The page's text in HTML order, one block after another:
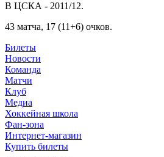
В ЦСКА - 2011/12.
43 матча, 17 (11+6) очков.
Билеты
Новости
Команда
Матчи
Клуб
Медиа
Хоккейная школа
Фан-зона
Интернет-магазин
Купить билеты